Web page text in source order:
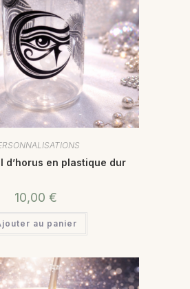
d’horus en plastique dur
10,00 €
au panier